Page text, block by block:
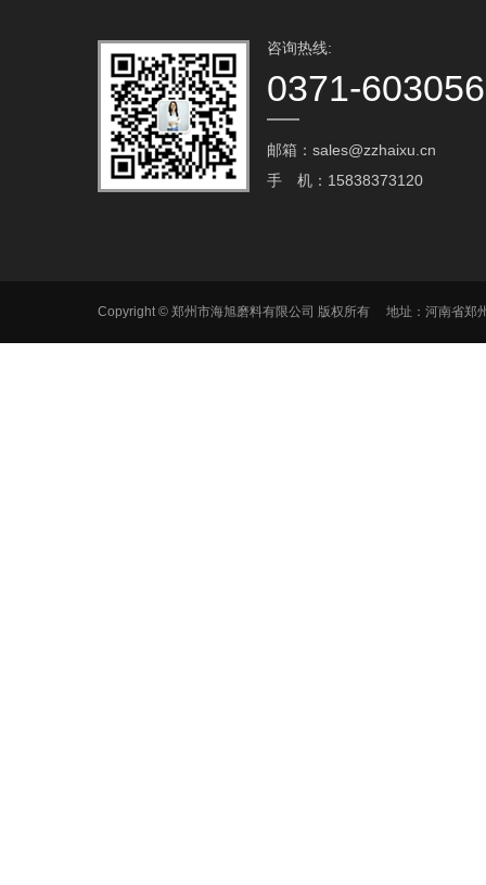
咨询热线:
0371-
邮箱：sales@zzhaixu.cn
手 机：15838373120
Copyright © 郑州市海旭磨料有限公司 版权所有 地址：河南省